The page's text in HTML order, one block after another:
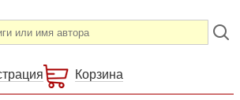
Корзина